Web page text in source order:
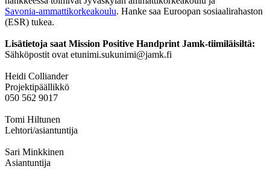
Savonia-ammattikorkeakoulu. Hanke saa Euroopan sosiaalirahaston
(ESR) tukea.
Lisätietoja saat Mission Positive Handprint Jamk-tiimiläisiltä:
Sähköpostit ovat etunimi.sukunimi@jamk.fi
Heidi Colliander
Projektipäällikkö
050 562 9017
Tomi Hiltunen
Lehtori/asiantuntija
Sari Minkkinen
Asiantuntija